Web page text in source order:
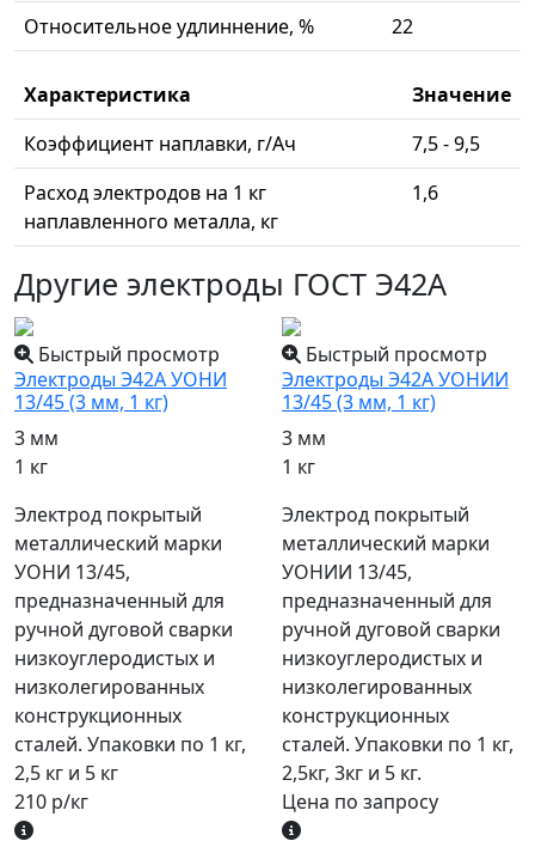
Относительное удлиннение, %
22
Характеристика
Значение
Коэффициент наплавки, г/Ач
7,5 - 9,5
Расход электродов на 1 кг
наплавленного металла, кг
1,6
Другие электроды ГОСТ Э42А
Быстрый просмотр
Электроды Э42А УОНИ
13/45 (3 мм, 1 кг)
3 мм
1 кг
Электрод покрытый
металлический марки
УОНИ 13/45,
предназначенный для
ручной дуговой сварки
низкоуглеродистых и
низколегированных
конструкционных
сталей. Упаковки по 1 кг,
2,5 кг и 5 кг
210 р/кг
Быстрый просмотр
Электроды Э42А УОНИИ
13/45 (3 мм, 1 кг)
3 мм
1 кг
Электрод покрытый
металлический марки
УОНИИ 13/45,
предназначенный для
ручной дуговой сварки
низкоуглеродистых и
низколегированных
конструкционных
сталей. Упаковки по 1 кг,
2,5кг, 3кг и 5 кг.
Цена по запросу